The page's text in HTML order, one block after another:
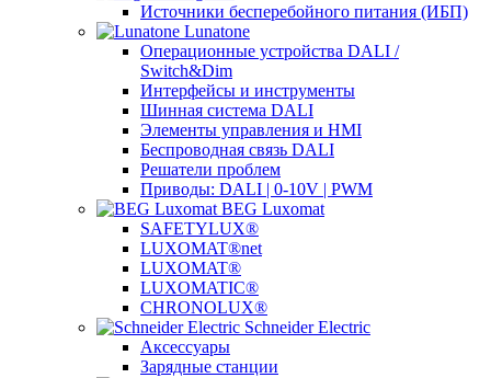
Источники бесперебойного питания (ИБП)
Lunatone
Операционные устройства DALI /
Switch&Dim
Интерфейсы и инструменты
Шинная система DALI
Элементы управления и HMI
Беспроводная связь DALI
Решатели проблем
Приводы: DALI | 0-10V | PWM
BEG Luxomat
SAFETYLUX®
LUXOMAT®net
LUXOMAT®
LUXOMATIC®
CHRONOLUX®
Schneider Electric
Аксессуары
Зарядные станции